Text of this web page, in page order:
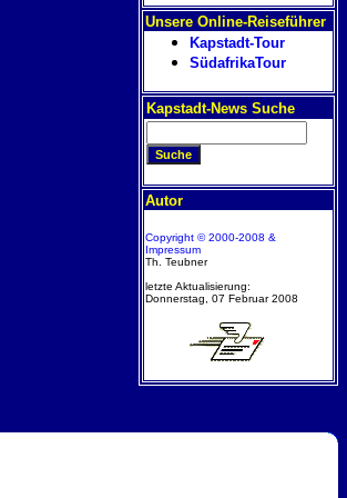
Unsere Online-Reiseführer
Kapstadt-Tour
SüdafrikaTour
Kapstadt-News Suche
Autor
Copyright © 2000-2008 &
Impressum
Th. Teubner
letzte Aktualisierung:
Donnerstag, 07 Februar 2008